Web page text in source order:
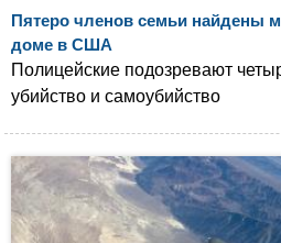
Пятеро членов семьи найдены
доме в США
Полицейские подозревают
убийство и самоубийство